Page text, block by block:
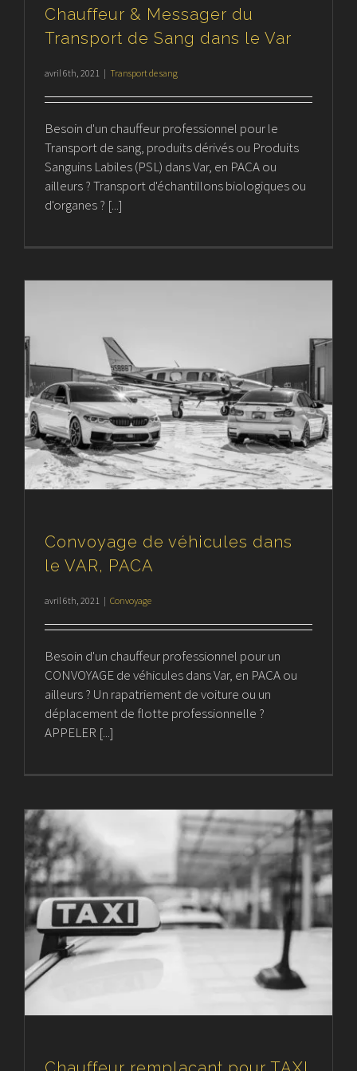
Chauffeur & Messager du
Transport de Sang dans le Var
avril 6th, 2021 | Transport de sang
Besoin d'un chauffeur professionnel pour le
Transport de sang, produits dérivés ou Produits
Sanguins Labiles (PSL) dans Var, en PACA ou
ailleurs ? Transport d'échantillons biologiques ou
d'organes ? [...]
Convoyage de véhicules dans
le VAR, PACA
avril 6th, 2021 | Convoyage
Besoin d'un chauffeur professionnel pour un
CONVOYAGE de véhicules dans Var, en PACA ou
ailleurs ? Un rapatriement de voiture ou un
déplacement de flotte professionnelle ?
APPELER [...]